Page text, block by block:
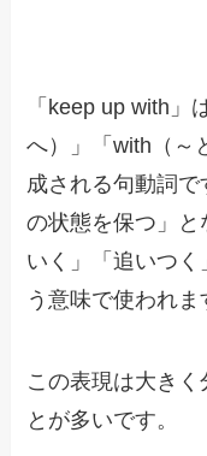
「keep up with」
へ）」「with（～
成される句動詞
の状態を保つ」
いく」「追いつ
う意味で使われま
この表現は大き
とが多いです。